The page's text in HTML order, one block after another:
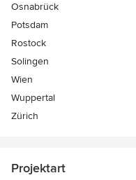
Osnabrück
Potsdam
Rostock
Solingen
Wien
Wuppertal
Zürich
Projektart